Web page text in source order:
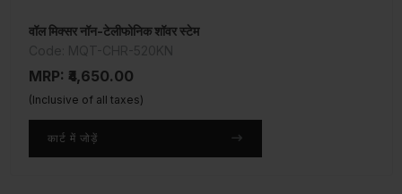
वॉल मिक्सर नॉन-टेलीफोनिक शॉवर स्टेम
MRP: ₹4,650.00
(Inclusive of all taxes)
कार्ट में जोड़ें